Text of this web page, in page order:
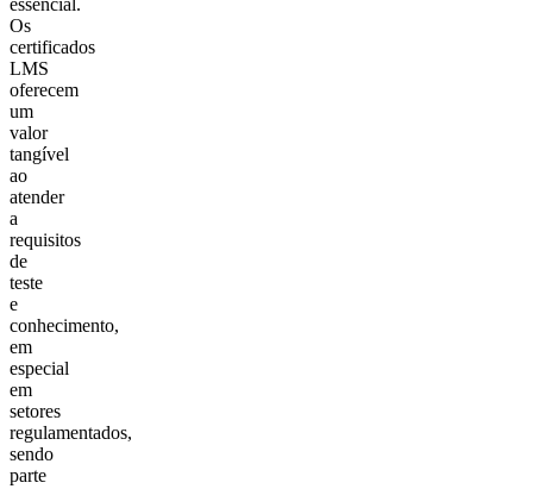
Os
certificados
LMS
oferecem
um
valor
tangível
ao
atender
a
requisitos
de
teste
e
conhecimento,
em
especial
em
setores
regulamentados,
sendo
parte